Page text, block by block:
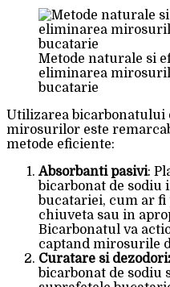
Metode naturale si
eliminarea
bucatarie
Utilizarea bicarbonatului
mirosurilor este
metode eficiente:
Absorbanti pasivi:
bicarbonat de sodiu
bucatariei, cum ar
chiuveta sau in
Bicarbonatul va
captand mirosurile
Curatare si
bicarbonat de sodiu